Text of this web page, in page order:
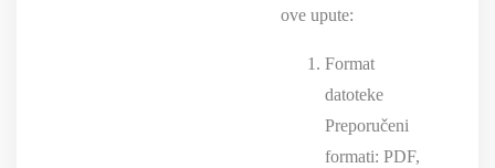
ove upute:
Format
datoteke
Preporučeni
formati: PDF,